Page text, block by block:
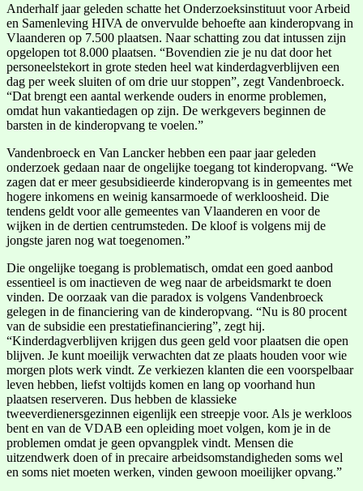
Anderhalf jaar geleden schatte het Onderzoeksinstituut voor Arbeid
en Samenleving HIVA de onvervulde behoefte aan kinderopvang in
Vlaanderen op 7.500 plaatsen. Naar schatting zou dat intussen zijn
opgelopen tot 8.000 plaatsen. “Bovendien zie je nu dat door het
personeelstekort in grote steden heel wat kinderdagverblijven een
dag per week sluiten of om drie uur stoppen”, zegt Vandenbroeck.
“Dat brengt een aantal werkende ouders in enorme problemen,
omdat hun vakantiedagen op zijn. De werkgevers beginnen de
barsten in de kinderopvang te voelen.”
Vandenbroeck en Van Lancker hebben een paar jaar geleden
onderzoek gedaan naar de ongelijke toegang tot kinderopvang. “We
zagen dat er meer gesubsidieerde kinderopvang is in gemeentes met
hogere inkomens en weinig kansarmoede of werkloosheid. Die
tendens geldt voor alle gemeentes van Vlaanderen en voor de
wijken in de dertien centrumsteden. De kloof is volgens mij de
jongste jaren nog wat toegenomen.”
Die ongelijke toegang is problematisch, omdat een goed aanbod
essentieel is om inactieven de weg naar de arbeidsmarkt te doen
vinden. De oorzaak van die paradox is volgens Vandenbroeck
gelegen in de financiering van de kinderopvang. “Nu is 80 procent
van de subsidie een prestatiefinanciering”, zegt hij.
“Kinderdagverblijven krijgen dus geen geld voor plaatsen die open
blijven. Je kunt moeilijk verwachten dat ze plaats houden voor wie
morgen plots werk vindt. Ze verkiezen klanten die een voorspelbaar
leven hebben, liefst voltijds komen en lang op voorhand hun
plaatsen reserveren. Dus hebben de klassieke
tweeverdienersgezinnen eigenlijk een streepje voor. Als je werkloos
bent en van de VDAB een opleiding moet volgen, kom je in de
problemen omdat je geen opvangplek vindt. Mensen die
uitzendwerk doen of in precaire arbeidsomstandigheden soms wel
en soms niet moeten werken, vinden gewoon moeilijker opvang.”